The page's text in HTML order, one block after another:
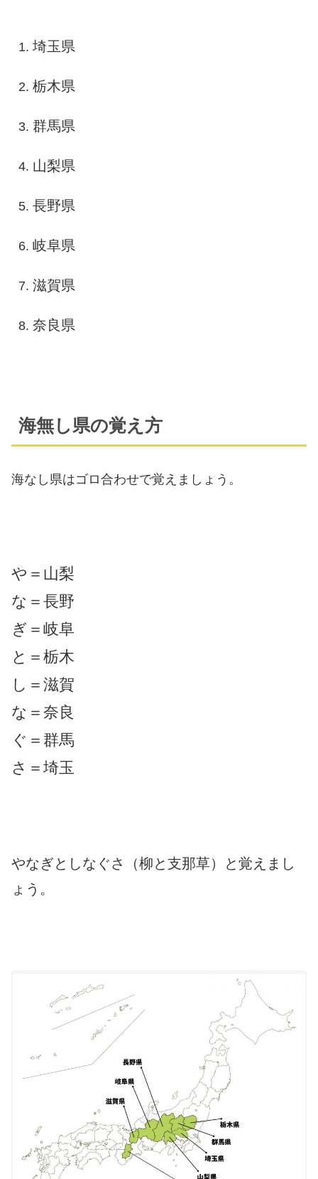
埼玉県
栃木県
群馬県
山梨県
長野県
岐阜県
滋賀県
奈良県
海無し県の覚え方
海なし県はゴロ合わせで覚えましょう。
や＝山梨
な＝長野
ぎ＝岐阜
と＝栃木
し＝滋賀
な＝奈良
ぐ＝群馬
さ＝埼玉
やなぎとしなぐさ（柳と支那草）と覚えまし
ょう。